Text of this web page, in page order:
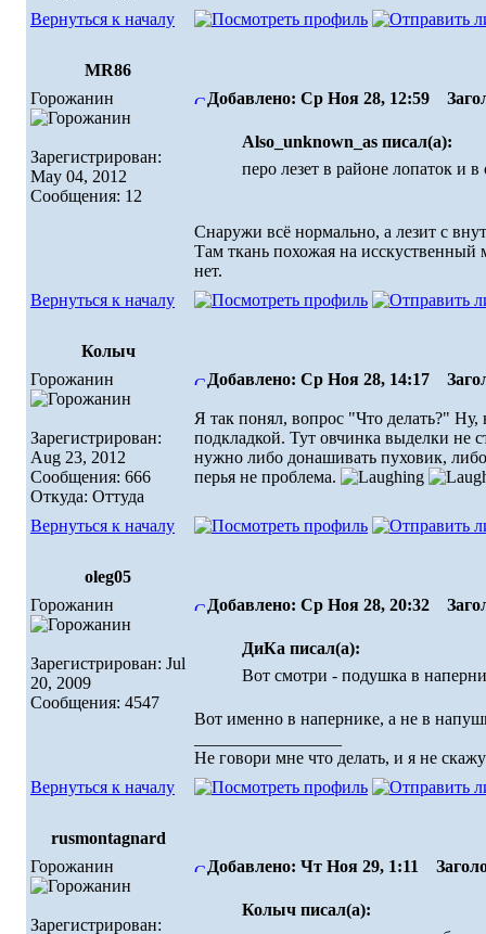
Вернуться к началу
MR86
Горожанин
Зарегистрирован:
May 04, 2012
Сообщения: 12
Добавлено: Ср Ноя 28, 12:59
Also_unknown_as писал(а):
перо лезет в районе лопаток и
Снаружи всё нормально, а лезит с
Там ткань похожая на исскуственный
нет.
Вернуться к началу
Колыч
Горожанин
Зарегистрирован:
Aug 23, 2012
Сообщения: 666
Откуда: Оттуда
Добавлено: Ср Ноя 28, 14:17
Я так понял, вопрос "Что делать?"
подкладкой. Тут овчинка выделки не
нужно либо донашивать пуховик,
перья не проблема.
Вернуться к началу
oleg05
Горожанин
Зарегистрирован: Jul
20, 2009
Сообщения: 4547
Добавлено: Ср Ноя 28, 20:32
ДиКа писал(а):
Вот смотри - подушка в
Вот именно в напернике, а не в
Не говори мне что делать, и я не
Вернуться к началу
rusmontagnard
Горожанин
Зарегистрирован:
Добавлено: Чт Ноя 29, 1:11
Колыч писал(а):